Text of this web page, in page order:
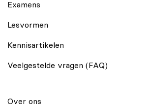
Examens
Lesvormen
Kennisartikelen
Veelgestelde vragen (FAQ)
Over ons